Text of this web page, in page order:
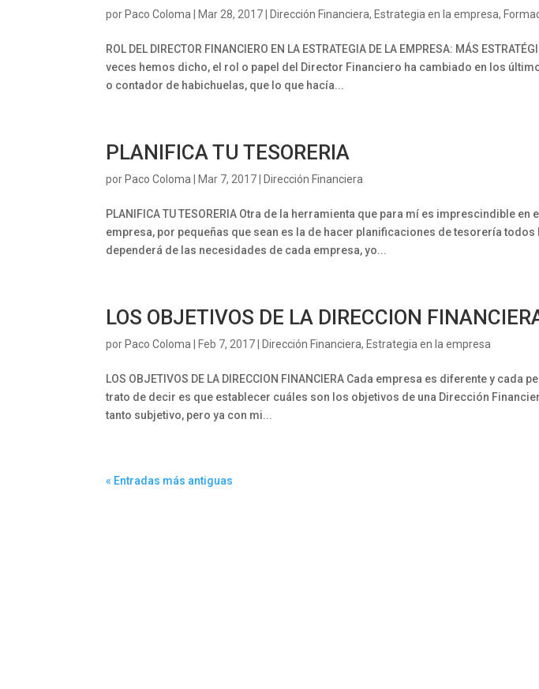
por Paco Coloma Mar 28, 2017 Dirección Financiera, Estrategia en la empresa,
ROL DEL DIRECTOR FINANCIERO EN LA ESTRATEGIA DE LA EMPRESA: MÁS
veces hemos dicho, el rol o papel del Director Financiero ha cambiado en los
o contador de habichuelas, que lo que hacía...
PLANIFICA TU TESORERIA
por Paco Coloma Mar 7, 2017 Dirección Financiera
PLANIFICA TU TESORERIA Otra de la herramienta que para mí es imprescindible en
empresa, por pequeñas que sean es la de hacer planificaciones de tesorería
dependerá de las necesidades de cada empresa, yo...
LOS OBJETIVOS DE LA DIRECCION
por Paco Coloma Feb 7, 2017 Dirección Financiera, Estrategia en la empresa
LOS OBJETIVOS DE LA DIRECCION FINANCIERA Cada empresa es diferente y
trato de decir es que establecer cuáles son los objetivos de una Dirección
tanto subjetivo, pero ya con mi...
« Entradas más antiguas